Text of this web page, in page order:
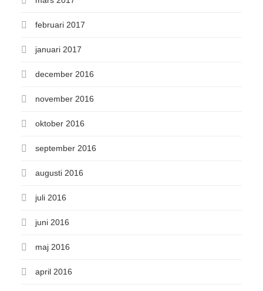
februari 2017
januari 2017
december 2016
november 2016
oktober 2016
september 2016
augusti 2016
juli 2016
juni 2016
maj 2016
april 2016